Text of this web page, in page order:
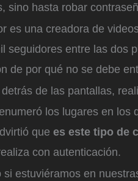
sino hasta robar
es una creadora de
seguidores entre las dos
de por qué no se debe
de las pantallas,
los lugares en los
que es este tipo de
con autenticación.
si estuviéramos en